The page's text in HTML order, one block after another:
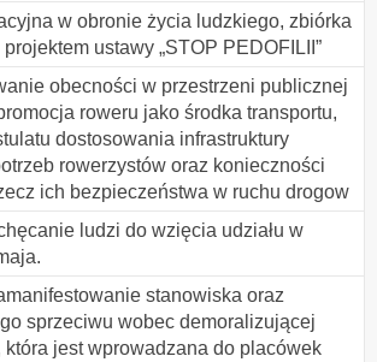
w obronie życia ludzkiego, zbiórka
ustawy „STOP PEDOFILII”
obecności w przestrzeni publicznej
roweru jako środka transportu,
dostosowania infrastruktury
rowerzystów oraz konieczności
ich bezpieczeństwa w ruchu drogow
ludzi do wzięcia udziału w
stanowiska oraz
sprzeciwu wobec demoralizującej
która jest wprowadzana do placówek